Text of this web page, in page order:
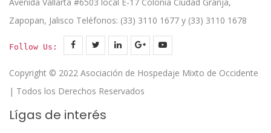
Zapopan, Jalisco Teléfonos: (33) 3110 1677 y (33) 3110 1678
Follow Us:
Copyright © 2022 Asociación de Hospedaje Mixto de Occidente
| Todos los Derechos Reservados
Lígas de interés